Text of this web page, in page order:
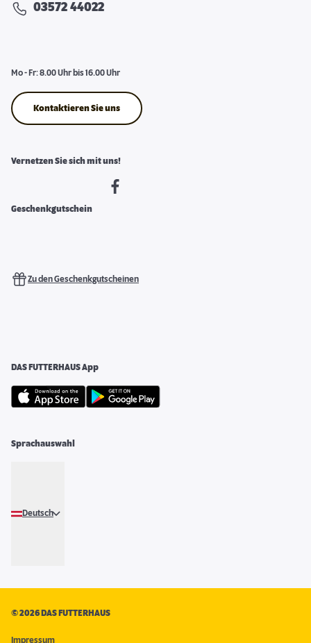
03572 44022
Mo - Fr: 8.00 Uhr bis 16.00 Uhr
Kontaktieren Sie uns
Vernetzen Sie sich mit uns!
Geschenkgutschein
Zu den Geschenkgutscheinen
DAS FUTTERHAUS App
Sprachauswahl
Deutsch
©2026 DAS FUTTERHAUS
Impressum